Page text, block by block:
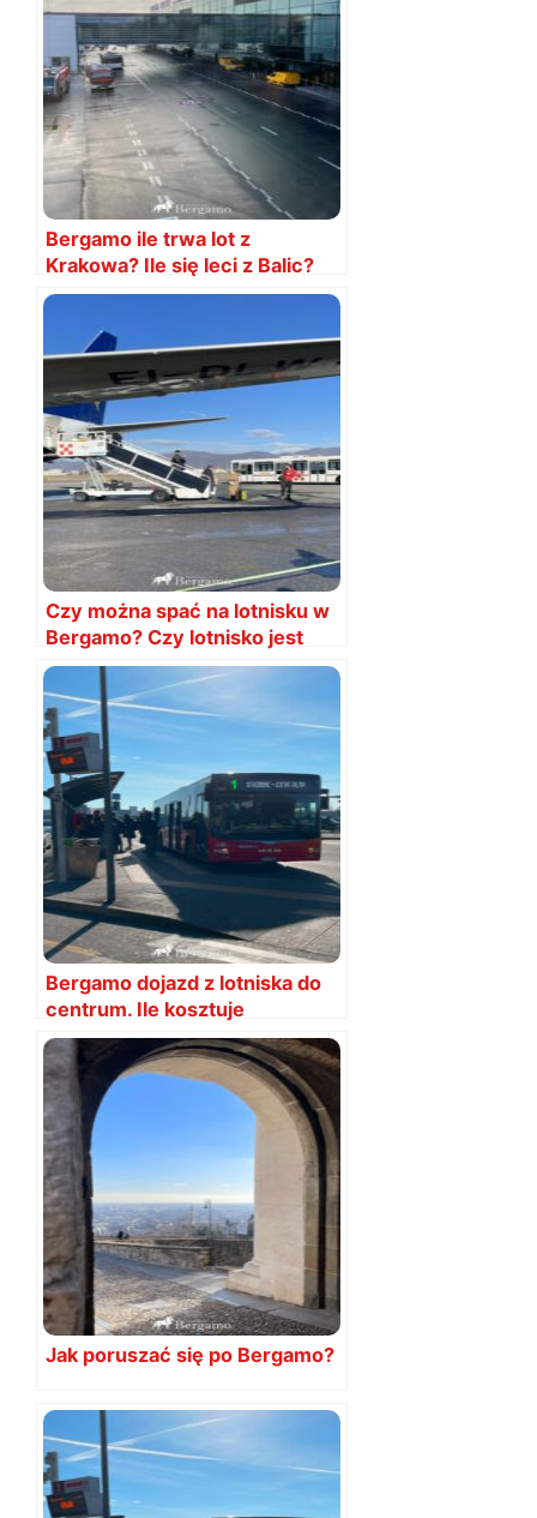
Bergamo ile trwa lot z
Krakowa? Ile się leci z Balic?
Czy można spać na lotnisku w
Bergamo? Czy lotnisko jest
otwarte w nocy?
Bergamo dojazd z lotniska do
centrum. Ile kosztuje
taksówka? Ile autobus?
Jak poruszać się po Bergamo?